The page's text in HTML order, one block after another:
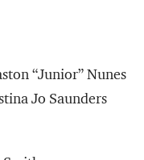
“Junior” Nunes
Jo Saunders